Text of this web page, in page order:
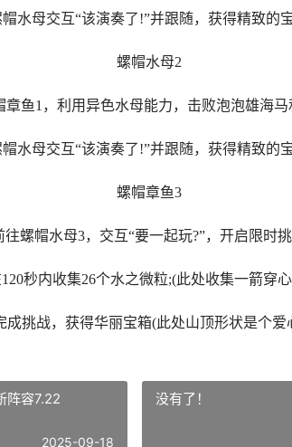
帽水母交互“该演奏了!”并跟随，获得精致的
螺帽水母2
章鱼1，利用异色水母能力，击败泡泡雄海马
帽水母交互“该演奏了!”并跟随，获得精致的
螺帽章鱼3
往螺帽水母3，交互“要一起玩?”，开启限时
秒内收集26个水之微粒;(此处收集一箭穿
成挑战，获得华丽宝箱(此处山顶形状是个爱
阵容7.22
2025-09-18
没有了！